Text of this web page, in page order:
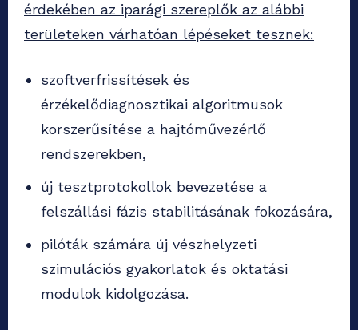
érdekében az iparági szereplők az alábbi
területeken várhatóan lépéseket tesznek:
szoftverfrissítések és
érzékelődiagnosztikai algoritmusok
korszerűsítése a hajtóművezérlő
rendszerekben,
új tesztprotokollok bevezetése a
felszállási fázis stabilitásának fokozására,
pilóták számára új vészhelyzeti
szimulációs gyakorlatok és oktatási
modulok kidolgozása.